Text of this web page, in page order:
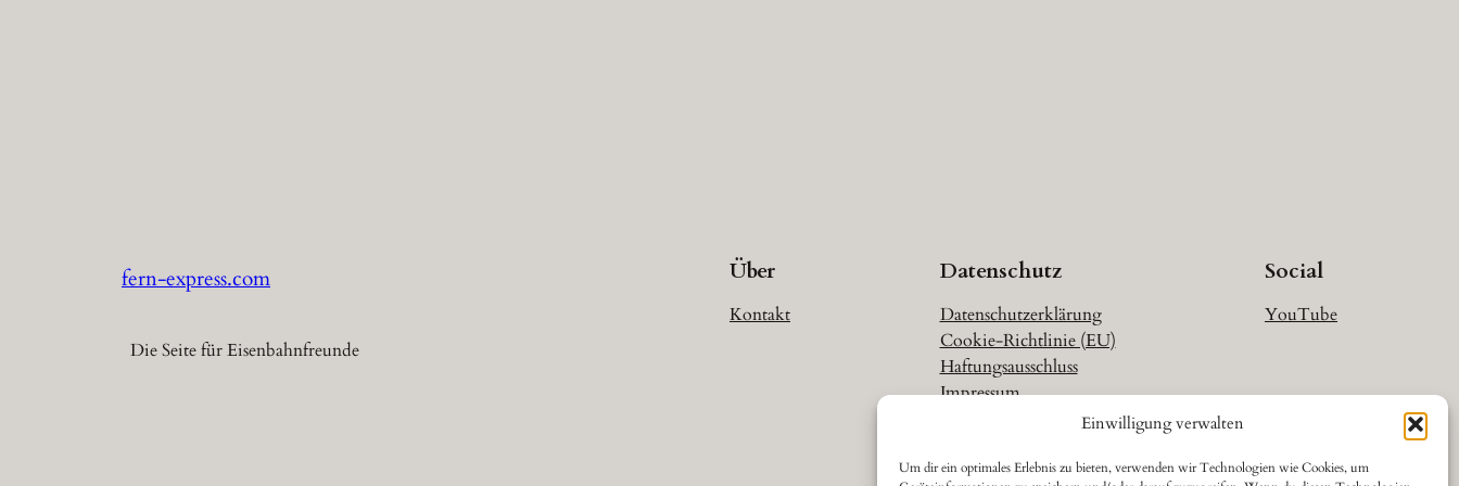
Einwilligung verwalten
Um dir ein optimales Erlebnis zu bieten, verwenden wir Technologien wie Cookies, um
fern-express.com
Die Seite für Eisenbahnfreunde
Über
Kontakt
Datenschutz
Datenschutzerklärung
Cookie-Richtlinie (EU)
Haftungsausschluss
Impressum
Social
YouTube